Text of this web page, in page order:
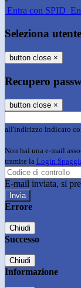
Entra con SPID
Seleziona utente
button close ×
Recupero
button close ×
all'indirizzo indicato
Non hai una e-mail
tramite la Login
E-mail inviata, si
Errore
Chiudi
Successo
Chiudi
Informazione